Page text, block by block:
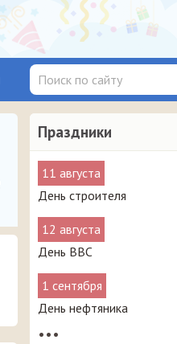
Праздники
11 августа
День строителя
12 августа
День ВВС
1 сентября
День нефтяника
•••